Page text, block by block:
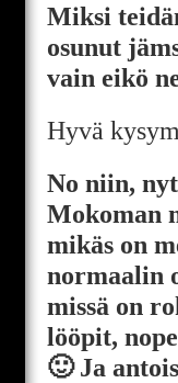
Miksi
osunut
vain eikö
Hyvä
No niin,
Mokoman
mikäs on
normaalin
missä on
lööpit,
🙂 Ja